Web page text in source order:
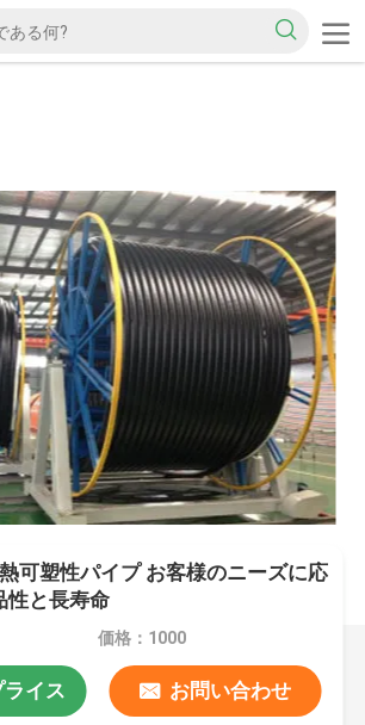
可塑性パイプ お客様のニーズに応
性と長寿命
価格：1000
イス お問い合わせ